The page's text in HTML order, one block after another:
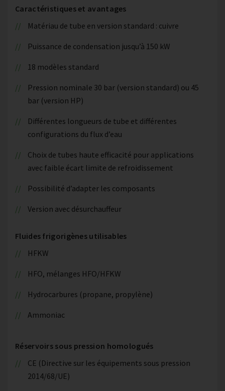
Caractéristiques et avantages
Matériau de tube en version standard : cuivre
Puissance de condensation jusqu’à 150 kW
18 modèles standard
Pression nominale 30 bar (version standard) ou 45
bar (version HP)
Différentes longueurs de tube et différentes
configurations du flux d’eau
Choix de tubes haute efficacité pour applications
avec faible écart limite de refroidissement
Possibilité d’adapter les composants
Version avec désurchauffeur
Fluides frigorigènes utilisables
HFKW
HFO, mélanges HFO/HFKW
Hydrocarbures (propane, propylène)
Ammoniac
Réservoirs sous pression homologués
CE (Directive sur les équipements sous pression
2014/68/UE)